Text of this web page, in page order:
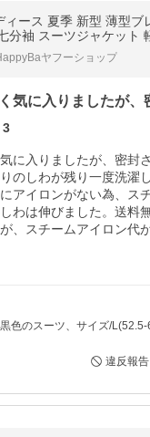
ィース 夏季 新型 薄型ブ
分袖 スーツジャケット
れ 送料無料ヤフーショップ
3
に入りましたが、密封
のしわが残り一度洗濯
アイロンがない為、ス
わは伸びました。送料
、スチームアイロン代
色のスーツ、サイズ/
違反報告